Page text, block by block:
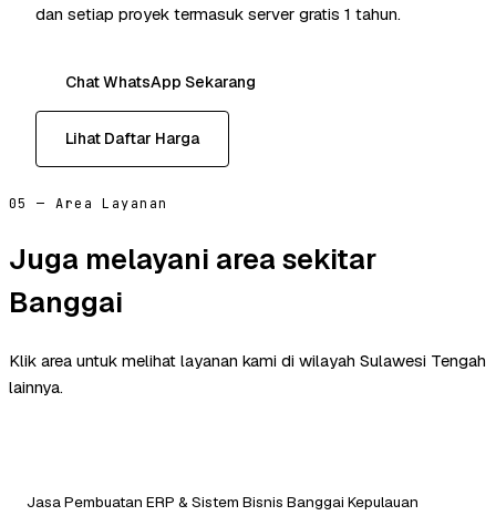
dan setiap proyek termasuk server gratis 1 tahun.
Chat WhatsApp Sekarang
Lihat Daftar Harga
05 — Area Layanan
Juga melayani area sekitar
Banggai
Klik area untuk melihat layanan kami di wilayah Sulawesi Tengah
lainnya.
Jasa Pembuatan ERP & Sistem Bisnis Banggai Kepulauan